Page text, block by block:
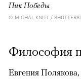
Пик Победы
© MICHAL KNITL /
Философия
Евгения